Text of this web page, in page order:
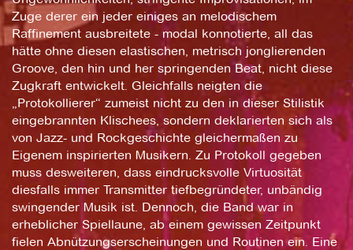
Zuge derer ein jeder einiges an melodischem
Raffinement ausbreitete - modal konnotierte, all das
hätte ohne diesen elastischen, metrisch jonglierenden
Groove, den hin und her springenden Beat, nicht diese
Zugkraft entwickelt. Gleichfalls neigten die
„Protokollierer“ zumeist nicht zu den in dieser Stilistik
eingebrannten Klischees, sondern deklarierten sich als
von Jazz- und Rockgeschichte gleichermaßen zu
Eigenem inspirierten Musikern. Zu Protokoll gegeben
muss desweiteren, dass eindrucksvolle Virtuosität
diesfalls immer Transmitter tiefbegründeter, unbändig
swingender Musik ist. Dennoch, die Band war in
erheblicher Spiellaune, ab einem gewissen Zeitpunkt
fielen Abnützungserscheinungen und Routinen ein. Eine